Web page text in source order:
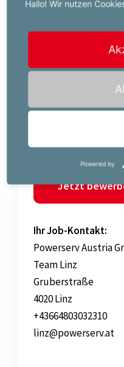
Mindestverdienst
Basis
Qualifikation oder
Überzahlung möglich.
Jetzt
Ihr Job-Kontakt:
Powerserv Austria
Team Linz
Gruberstraße
4020 Linz
+43664803032310
linz@powerserv.at
Hallo! Wir nutzen
Powered by